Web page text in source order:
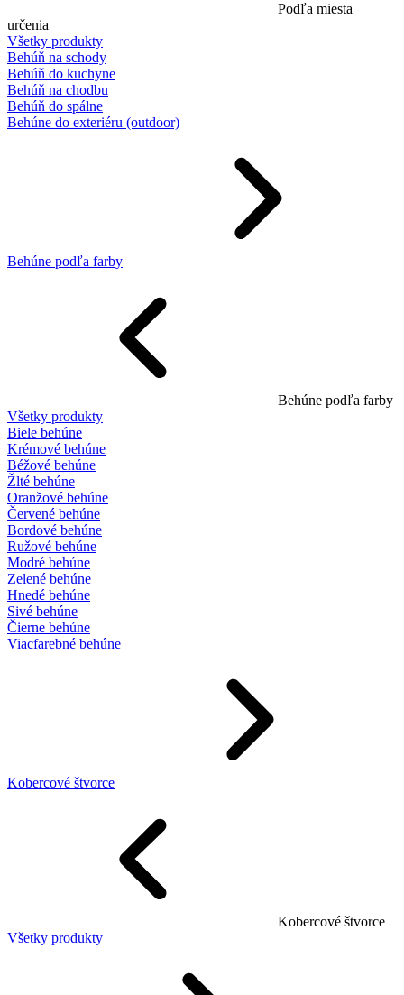
Podľa miesta
určenia
Všetky produkty
Behúň na schody
Behúň do kuchyne
Behúň na chodbu
Behúň do spálne
Behúne do exteriéru (outdoor)
Behúne podľa farby
Behúne podľa farby
Všetky produkty
Biele behúne
Krémové behúne
Béžové behúne
Žlté behúne
Oranžové behúne
Červené behúne
Bordové behúne
Ružové behúne
Modré behúne
Zelené behúne
Hnedé behúne
Sivé behúne
Čierne behúne
Viacfarebné behúne
Kobercové štvorce
Kobercové štvorce
Všetky produkty